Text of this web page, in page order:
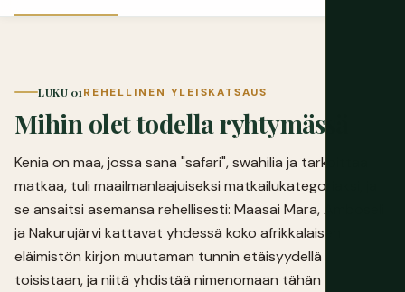
LUKU 01REHELLINEN YLEISKATSAUS
Mihin olet todella ryhtymässä
Kenia on maa, jossa sana "safari", swahilia ja tarkoittaa
matkaa, tuli maailmanlaajuiseksi matkailukategoriaksi, ja
se ansaitsi asemansa rehellisesti: Maasai Mara, Amboseli
ja Nakurujärvi kattavat yhdessä koko afrikkalaisen
eläimistön kirjon muutaman tunnin etäisyydellä
toisistaan, ja niitä yhdistää nimenomaan tähän